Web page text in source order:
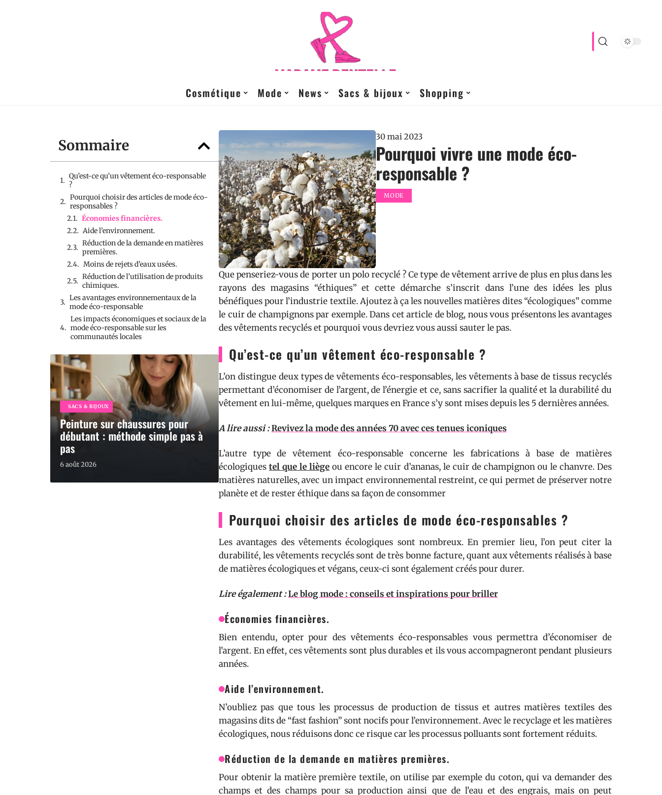
Cosmétique Mode News Sacs & bijoux Shopping
Sommaire
Qu’est-ce qu’un vêtement éco-responsable
?
Pourquoi choisir des articles de mode éco-
responsables ?
Économies financières.
Aide l’environnement.
Réduction de la demande en matières
premières.
Moins de rejets d’eaux usées.
Réduction de l’utilisation de produits
chimiques.
Les avantages environnementaux de la
mode éco-responsable
Les impacts économiques et sociaux de la
mode éco-responsable sur les
communautés locales
SACS & BIJOUX
Peinture sur chaussures pour
débutant : méthode simple pas à
pas
6 août 2026
30 mai 2023
Pourquoi vivre une mode éco-
responsable ?
MODE
Que penseriez-vous de porter un polo recyclé ? Ce type de vêtement arrive de plus en plus dans les
rayons des magasins “éthiques” et cette démarche s’inscrit dans l’une des idées les plus
bénéfiques pour l’industrie textile. Ajoutez à ça les nouvelles matières dites “écologiques” comme
le cuir de champignons par exemple. Dans cet article de blog, nous vous présentons les avantages
des vêtements recyclés et pourquoi vous devriez vous aussi sauter le pas.
Qu’est-ce qu’un vêtement éco-responsable ?
L’on distingue deux types de vêtements éco-responsables, les vêtements à base de tissus recyclés
permettant d’économiser de l’argent, de l’énergie et ce, sans sacrifier la qualité et la durabilité du
vêtement en lui-même, quelques marques en France s’y sont mises depuis les 5 dernières années.
A lire aussi :Revivez la mode des années 70 avec ces tenues iconiques
L’autre type de vêtement éco-responsable concerne les fabrications à base de matières
écologiquestel que le liège ou encore le cuir d’ananas, le cuir de champignon ou le chanvre. Des
matières naturelles, avec un impact environnemental restreint, ce qui permet de préserver notre
planète et de rester éthique dans sa façon de consommer
Pourquoi choisir des articles de mode éco-responsables ?
Les avantages des vêtements écologiques sont nombreux. En premier lieu, l’on peut citer la
durabilité, les vêtements recyclés sont de très bonne facture, quant aux vêtements réalisés à base
de matières écologiques et végans, ceux-ci sont également créés pour durer.
Lire également :Le blog mode : conseils et inspirations pour briller
Économies financières.
Bien entendu, opter pour des vêtements éco-responsables vous permettra d’économiser de
l’argent. En effet, ces vêtements sont plus durables et ils vous accompagneront pendant plusieurs
années.
Aide l’environnement.
N’oubliez pas que tous les processus de production de tissus et autres matières textiles des
magasins dits de “fast fashion” sont nocifs pour l’environnement. Avec le recyclage et les matières
écologiques, nous réduisons donc ce risque car les processus polluants sont fortement réduits.
Réduction de la demande en matières premières.
Pour obtenir la matière première textile, on utilise par exemple du coton, qui va demander des
champs et des champs pour sa production ainsi que de l’eau et des engrais, mais on peut